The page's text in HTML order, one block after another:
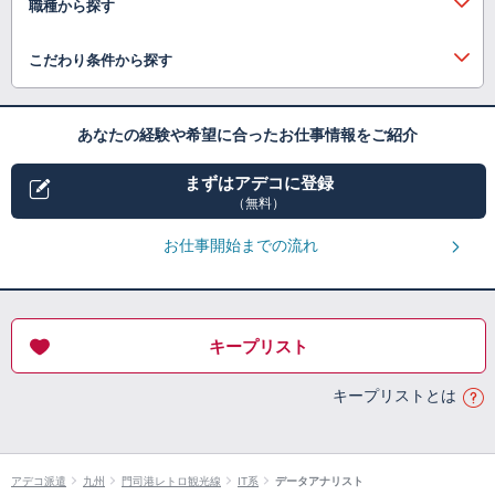
職種から探す
こだわり条件から探す
あなたの経験や希望に合ったお仕事情報をご紹介
まずはアデコに登録
（無料）
お仕事開始までの流れ
キープリスト
キープリストとは
アデコ派遣 九州 門司港レトロ観光線 IT系 データアナリスト